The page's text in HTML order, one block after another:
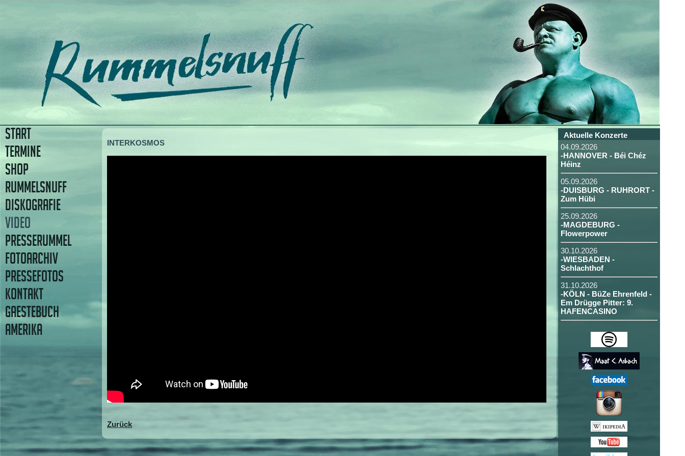
INTERKOSMOS
Zurück
START
TERMINE
SHOP
RUMMELSNUFF
DISKOGRAFIE
VIDEO
PRESSERUMMEL
FOTOARCHIV
PRESSEFOTOS
KONTAKT
GAESTEBUCH
AMERIKA
Aktuelle Konzerte
04.09.2026
-HANNOVER - Béi Chéz
Héinz
05.09.2026
-DUISBURG - RUHRORT -
Zum Hübi
25.09.2026
-MAGDEBURG -
Flowerpower
30.10.2026
-WIESBADEN -
Schlachthof
31.10.2026
-KÖLN - BüZe Ehrenfeld -
Em Drügge Pitter: 9.
HAFENCASINO